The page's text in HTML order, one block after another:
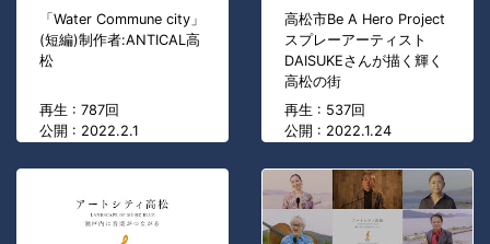
「Water Commune city」
(短編)制作者:ANTICAL高
松
再生 : 787回
公開 : 2022.2.1
高松市Be A Hero Project
スプレーアーティスト
DAISUKEさんが描く輝く
高松の街
再生 : 537回
公開 : 2022.1.24